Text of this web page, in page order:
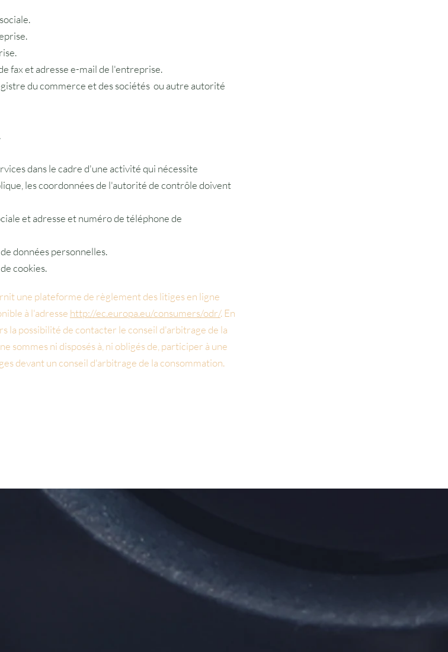
fax et adresse e-mail de l'entreprise.
du commerce et des sociétés ou autre autorité
dans le cadre d'une activité qui nécessite
les coordonnées de l'autorité de contrôle doivent
et adresse et numéro de téléphone de
données personnelles.
cookies.
une plateforme de règlement des litiges en ligne
à l'adresse http://ec.europa.eu/consumers/odr/. En
la possibilité de contacter le conseil d'arbitrage de la
sommes ni disposés à, ni obligés de, participer à une
devant un conseil d'arbitrage de la consommation.